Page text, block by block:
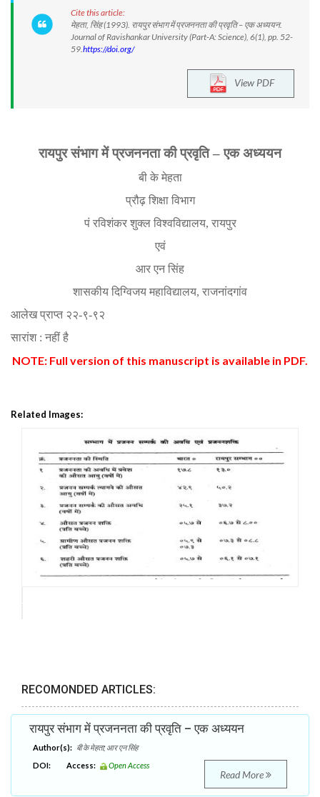
Cite this article:
मेहता, सिंह (1993). रायपुर संभाग में प्रजननता की प्रवृति – एक अध्ययन.
Journal of Ravishankar University (Part-A: Science), 6(1), pp. 52-
59.https://doi.org/
View PDF
रायपुर संभाग में प्रजननता की प्रवृति – एक अध्ययन
बी के मेहता
प्रौढ़ शिक्षा विभाग
पं रविशंकर शुक्ल विश्वविद्यालय, रायपुर
एवं
आर एन सिंह
शासकीय दिग्विजय महाविद्यालय, राजनांदगांव
आलेख प्राप्त२२-९-९२
सारांश : नहीं है
NOTE: Full version of this manuscript is available in PDF.
Related Images:
RECOMONDED ARTICLES:
रायपुर संभाग में प्रजननता की प्रवृति – एक अध्ययन
Author(s): बी के मेहता; आर एन सिंह
DOI:
Access: Open Access
Read More